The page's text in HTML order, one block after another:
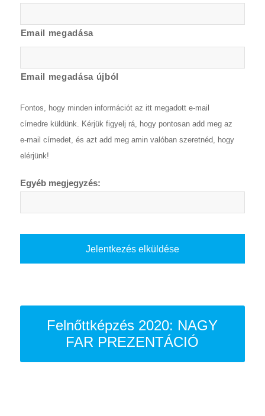
Email megadása
Email megadása újból
Fontos, hogy minden információt az itt megadott e-mail
címedre küldünk. Kérjük figyelj rá, hogy pontosan add meg az
e-mail címedet, és azt add meg amin valóban szeretnéd, hogy
elérjünk!
Egyéb megjegyzés:
Felnőttképzés 2020: NAGY
FAR PREZENTÁCIÓ